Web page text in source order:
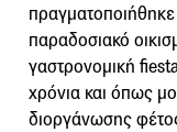
παραδοσιακό
γαστρονομική
χρόνια και όπως
διοργάνωσης